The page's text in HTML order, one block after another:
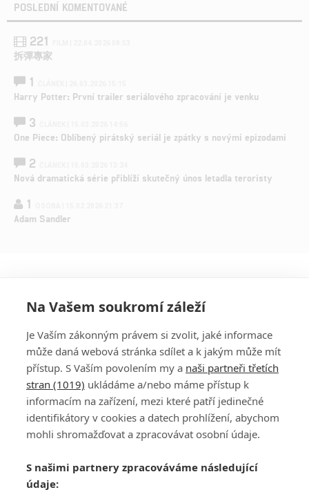
POSLEDNÍ KOMENTOVANÉ
221
拆彈專家
1
Harry Potter: První trailer seriálového zpracování je venku
3
One Piece: Oblíbený pirátský seriál je zpátky s novými epizodami
2
Nová dramatická série přiblíží skutečný únos letadla teroristy
1
Adam Sandler
PŘIHLÁSIT
REGISTROVAT
DISKUZE
Šéfredaktorkou webu jePetr Slavík, e-mailserialy@fandimefilmu.cz
Máte-li zájem o inzerci na našem webu napište nám na e-mail
Na Vašem soukromí záleží
Je Vaším zákonným právem si zvolit, jaké informace
může daná webová stránka sdílet a k jakým může mít
přístup. S Vaším povolením my a naši partneři třetích
stran (1019) ukládáme a/nebo máme přístup k
informacím na zařízení, mezi které patří jedinečné
identifikátory v cookies a datech prohlížení, abychom
mohli shromažďovat a zpracovávat osobní údaje.
S našimi partnery zpracováváme následující
údaje: